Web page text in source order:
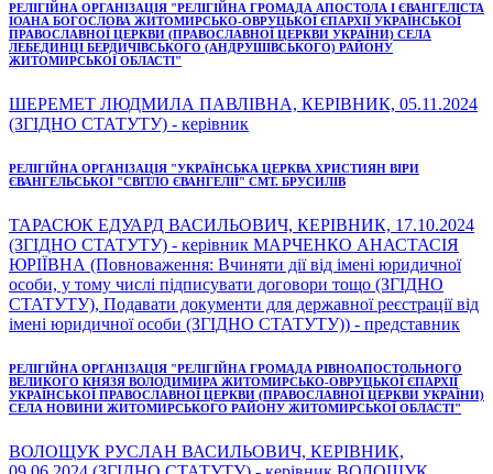
РЕЛІГІЙНА ОРГАНІЗАЦІЯ "РЕЛІГІЙНА ГРОМАДА АПОСТОЛА І ЄВАНГЕЛІСТА
ІОАНА БОГОСЛОВА ЖИТОМИРСЬКО-ОВРУЦЬКОЇ ЄПАРХІЇ УКРАЇНСЬКОЇ
ПРАВОСЛАВНОЇ ЦЕРКВИ (ПРАВОСЛАВНОЇ ЦЕРКВИ УКРАЇНИ) СЕЛА
ЛЕБЕДИНЦІ БЕРДИЧІВСЬКОГО (АНДРУШІВСЬКОГО) РАЙОНУ
ЖИТОМИРСЬКОЇ ОБЛАСТІ"
ШЕРЕМЕТ ЛЮДМИЛА ПАВЛІВНА, КЕРІВНИК, 05.11.2024
(ЗГІДНО СТАТУТУ) - керівник
РЕЛІГІЙНА ОРГАНІЗАЦІЯ "УКРАЇНСЬКА ЦЕРКВА ХРИСТИЯН ВІРИ
ЄВАНГЕЛЬСЬКОЇ "СВІТЛО ЄВАНГЕЛІЇ" СМТ. БРУСИЛІВ
ТАРАСЮК ЕДУАРД ВАСИЛЬОВИЧ, КЕРІВНИК, 17.10.2024
(ЗГІДНО СТАТУТУ) - керівник МАРЧЕНКО АНАСТАСІЯ
ЮРІЇВНА (Повноваження: Вчиняти дії від імені юридичної
особи, у тому числі підписувати договори тощо (ЗГІДНО
СТАТУТУ), Подавати документи для державної реєстрації від
імені юридичної особи (ЗГІДНО СТАТУТУ)) - представник
РЕЛІГІЙНА ОРГАНІЗАЦІЯ "РЕЛІГІЙНА ГРОМАДА РІВНОАПОСТОЛЬНОГО
ВЕЛИКОГО КНЯЗЯ ВОЛОДИМИРА ЖИТОМИРСЬКО-ОВРУЦЬКОЇ ЄПАРХІЇ
УКРАЇНСЬКОЇ ПРАВОСЛАВНОЇ ЦЕРКВИ (ПРАВОСЛАВНОЇ ЦЕРКВИ УКРАЇНИ)
СЕЛА НОВИНИ ЖИТОМИРСЬКОГО РАЙОНУ ЖИТОМИРСЬКОЇ ОБЛАСТІ"
ВОЛОЩУК РУСЛАН ВАСИЛЬОВИЧ, КЕРІВНИК,